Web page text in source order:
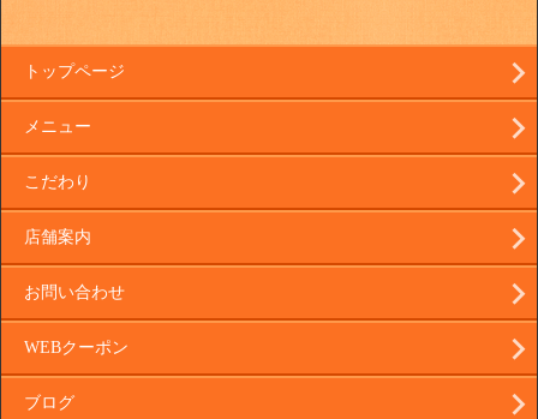
トップページ
メニュー
こだわり
店舗案内
お問い合わせ
WEBクーポン
ブログ